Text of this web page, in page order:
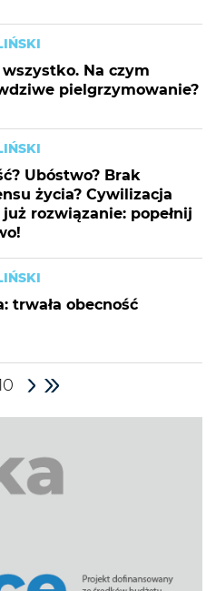
Na czym
pielgrzymowanie?
Ubóstwo? Brak
życia? Cywilizacja
rozwiązanie: popełnij
trwała obecność